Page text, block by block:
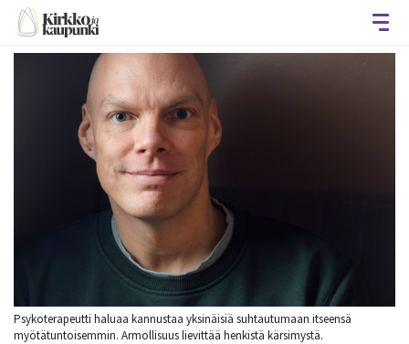
Psykoterapeutti haluaa kannustaa yksinäisiä suhtautumaan itseensä
myötätuntoisemmin. Armollisuus lievittää henkistä kärsimystä.